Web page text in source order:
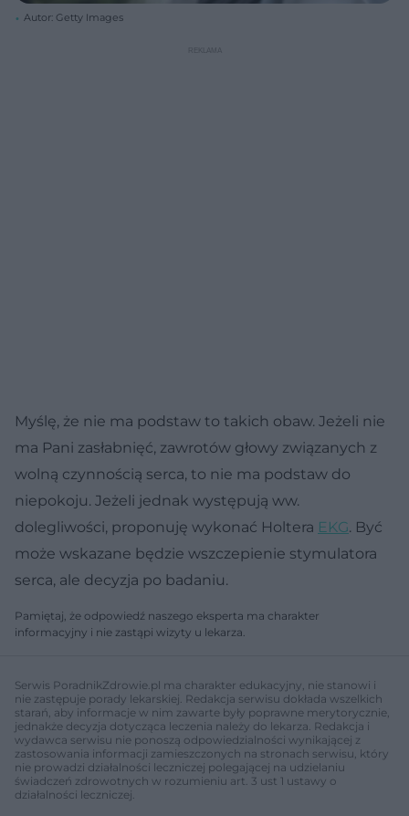
Autor: Getty Images
Myślę, że nie ma podstaw to takich obaw. Jeżeli nie
ma Pani zasłabnięć, zawrotów głowy związanych z
wolną czynnością serca, to nie ma podstaw do
niepokoju. Jeżeli jednak występują ww.
dolegliwości, proponuję wykonać Holtera EKG. Być
może wskazane będzie wszczepienie stymulatora
serca, ale decyzja po badaniu.
Pamiętaj, że odpowiedź naszego eksperta ma charakter
informacyjny i nie zastąpi wizyty u lekarza.
Serwis PoradnikZdrowie.pl ma charakter edukacyjny, nie stanowi i
nie zastępuje porady lekarskiej. Redakcja serwisu dokłada wszelkich
starań, aby informacje w nim zawarte były poprawne merytorycznie,
jednakże decyzja dotycząca leczenia należy do lekarza. Redakcja i
wydawca serwisu nie ponoszą odpowiedzialności wynikającej z
zastosowania informacji zamieszczonych na stronach serwisu, który
nie prowadzi działalności leczniczej polegającej na udzielaniu
świadczeń zdrowotnych w rozumieniu art. 3 ust 1 ustawy o
działalności leczniczej.